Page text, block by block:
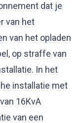
dat je
van het
van het opladen
op straffe van
In het
installatie met
16KvA
van een